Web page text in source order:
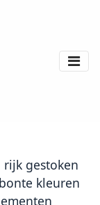
gestoken
kleuren